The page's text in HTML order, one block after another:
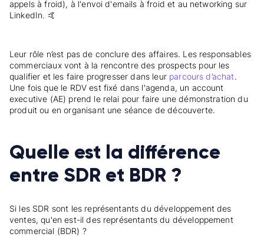
appels à froid), à l'envoi d'emails à froid et au networking sur
LinkedIn. 🤙
Leur rôle n’est pas de conclure des affaires. Les responsables
commerciaux vont à la rencontre des prospects pour les
qualifier et les faire progresser dans leur parcours d’achat.
Une fois que le RDV est fixé dans l'agenda, un account
executive (AE) prend le relai pour faire une démonstration du
produit ou en organisant une séance de découverte.
Quelle est la différence
entre SDR et BDR ?
Si les SDR sont les représentants du développement des
ventes, qu'en est-il des représentants du développement
commercial (BDR) ?